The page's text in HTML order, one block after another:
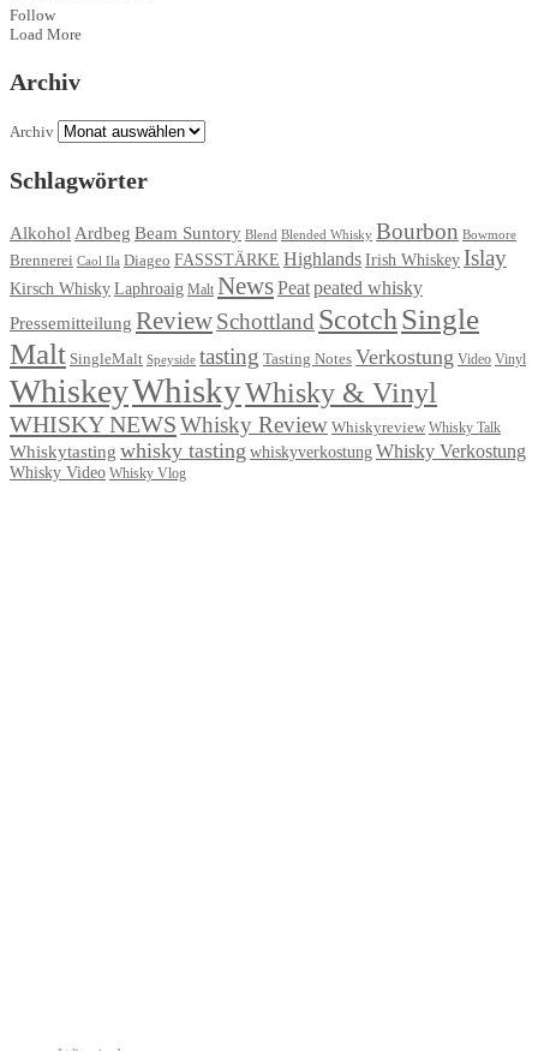
Follow
Load More
Archiv
Archiv
Schlagwörter
Alkohol Ardbeg Beam Suntory Blend Blended Whisky Bourbon Bowmore
Brennerei Caol Ila Diageo FASSSTÄRKE HighlandsIrish WhiskeyIslay
Kirsch Whisky Laphroaig Malt NewsPeatpeated whisky
Pressemitteilung ReviewSchottland ScotchSingle
Malt SingleMalt Speyside tasting Tasting Notes Verkostung Video Vinyl
WhiskeyWhiskyWhisky & Vinyl
WHISKY NEWSWhisky Review Whiskyreview Whisky Talk
Whiskytasting whisky tasting whiskyverkostung Whisky Verkostung
Whisky Video Whisky Vlog